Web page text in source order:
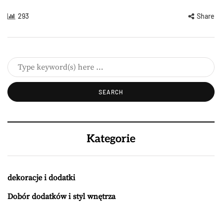
293 Share
Kategorie
dekoracje i dodatki
Dobór dodatków i styl wnętrza